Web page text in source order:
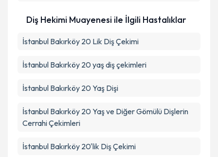
Diş Hekimi Muayenesi ile İlgili Hastalıklar
İstanbul Bakırköy 20 Lik Diş Çekimi
İstanbul Bakırköy 20 yaş diş çekimleri
İstanbul Bakırköy 20 Yaş Dişi
İstanbul Bakırköy 20 Yaş ve Diğer Gömülü Dişlerin
Cerrahi Çekimleri
İstanbul Bakırköy 20'lik Diş Çekimi